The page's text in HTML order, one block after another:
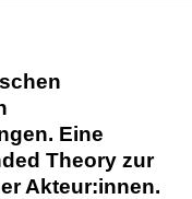
Eine
Theory zur
Akteur:innen.